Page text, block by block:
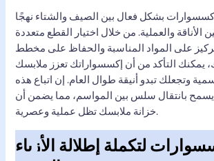
بشكل فعال بين الصيف والشتاء نهجًا
الأناقة والعملية. من خلال اختيار القطع متعددة
على المواد المناسبة والحفاظ على مخطط
يمكنك التأكد من أن إكسسواراتك تعزز ملابسك
وتجعلك تبدو أنيقة طوال العام. إن اتباع هذه
يسمح بانتقال سلس بين المواسم، مما يضمن أن
خزانة ملابسك تظل عملية وعصرية.
لتكملة إطلالة الأزياء